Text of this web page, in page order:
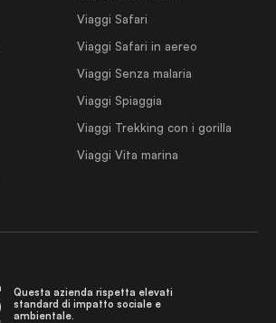
Viaggi Safari
Viaggi Safari in aereo
Viaggi Senza malaria
Viaggi Spiaggia
Viaggi Trekking con i gorilla
Viaggi Vita marina
Questa azienda rispetta elevati
standard di impatto sociale e
ambientale.